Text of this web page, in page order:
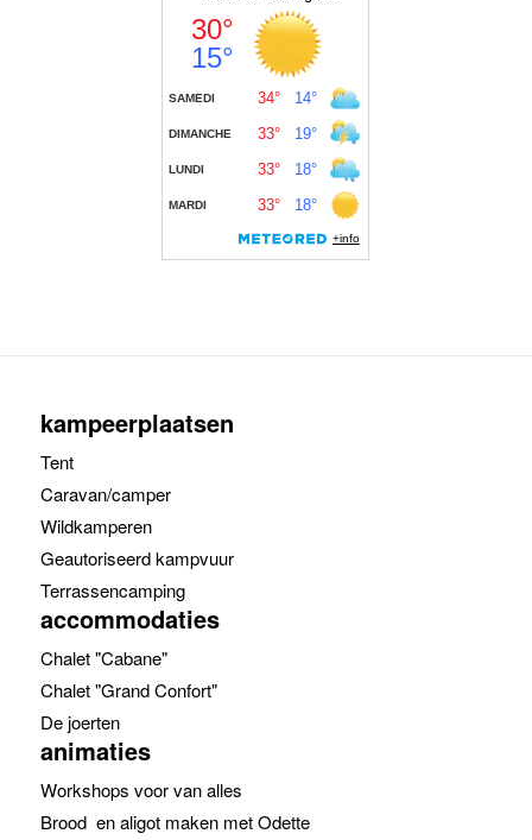
kampeerplaatsen
Tent
Caravan/camper
Wildkamperen
Geautoriseerd kampvuur
Terrassencamping
accommodaties
Chalet "Cabane"
Chalet "Grand Confort"
De joerten
animaties
Workshops voor van alles
Brood en aligot maken met Odette